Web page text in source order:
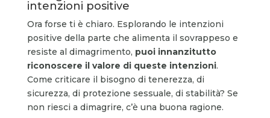
intenzioni positive
Ora forse ti è chiaro. Esplorando le intenzioni
positive della parte che alimenta il sovrappeso e
resiste al dimagrimento, puoi innanzitutto
riconoscere il valore di queste intenzioni.
Come criticare il bisogno di tenerezza, di
sicurezza, di protezione sessuale, di stabilità? Se
non riesci a dimagrire, c’è una buona ragione.